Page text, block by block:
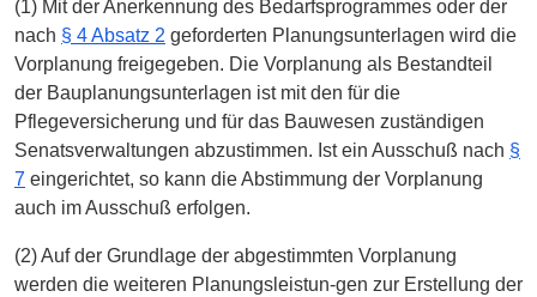
(1) Mit der Anerkennung des Bedarfsprogrammes oder der
nach § 4 Absatz 2 geforderten Planungsunterlagen wird die
Vorplanung freigegeben. Die Vorplanung als Bestandteil
der Bauplanungsunterlagen ist mit den für die
Pflegeversicherung und für das Bauwesen zuständigen
Senatsverwaltungen abzustimmen. Ist ein Ausschuß nach §
7 eingerichtet, so kann die Abstimmung der Vorplanung
auch im Ausschuß erfolgen.
(2) Auf der Grundlage der abgestimmten Vorplanung
werden die weiteren Planungsleistun-gen zur Erstellung der